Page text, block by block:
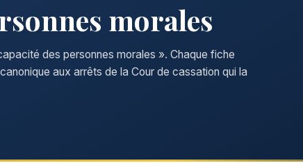
morales
des personnes morales ». Chaque fiche
aux arrêts de la Cour de cassation qui la